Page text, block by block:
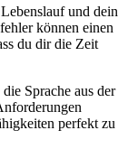
und dein
können einen
du dir die Zeit
Sprache aus der
perfekt zu